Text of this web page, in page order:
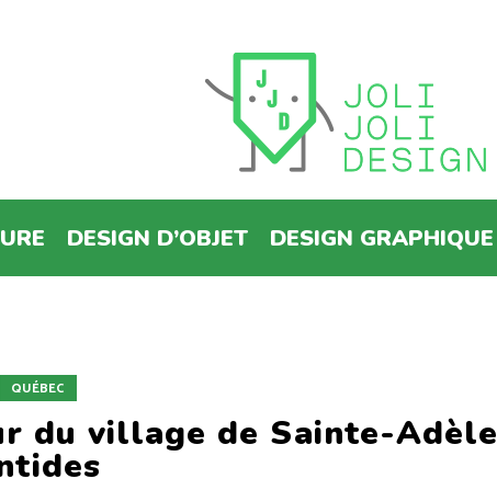
DESIGN D’OBJET DESIGN GRAPHIQUE
QUÉBEC
du village de Sainte-Adèle